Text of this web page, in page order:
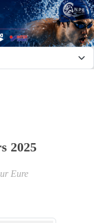
2025
Eure